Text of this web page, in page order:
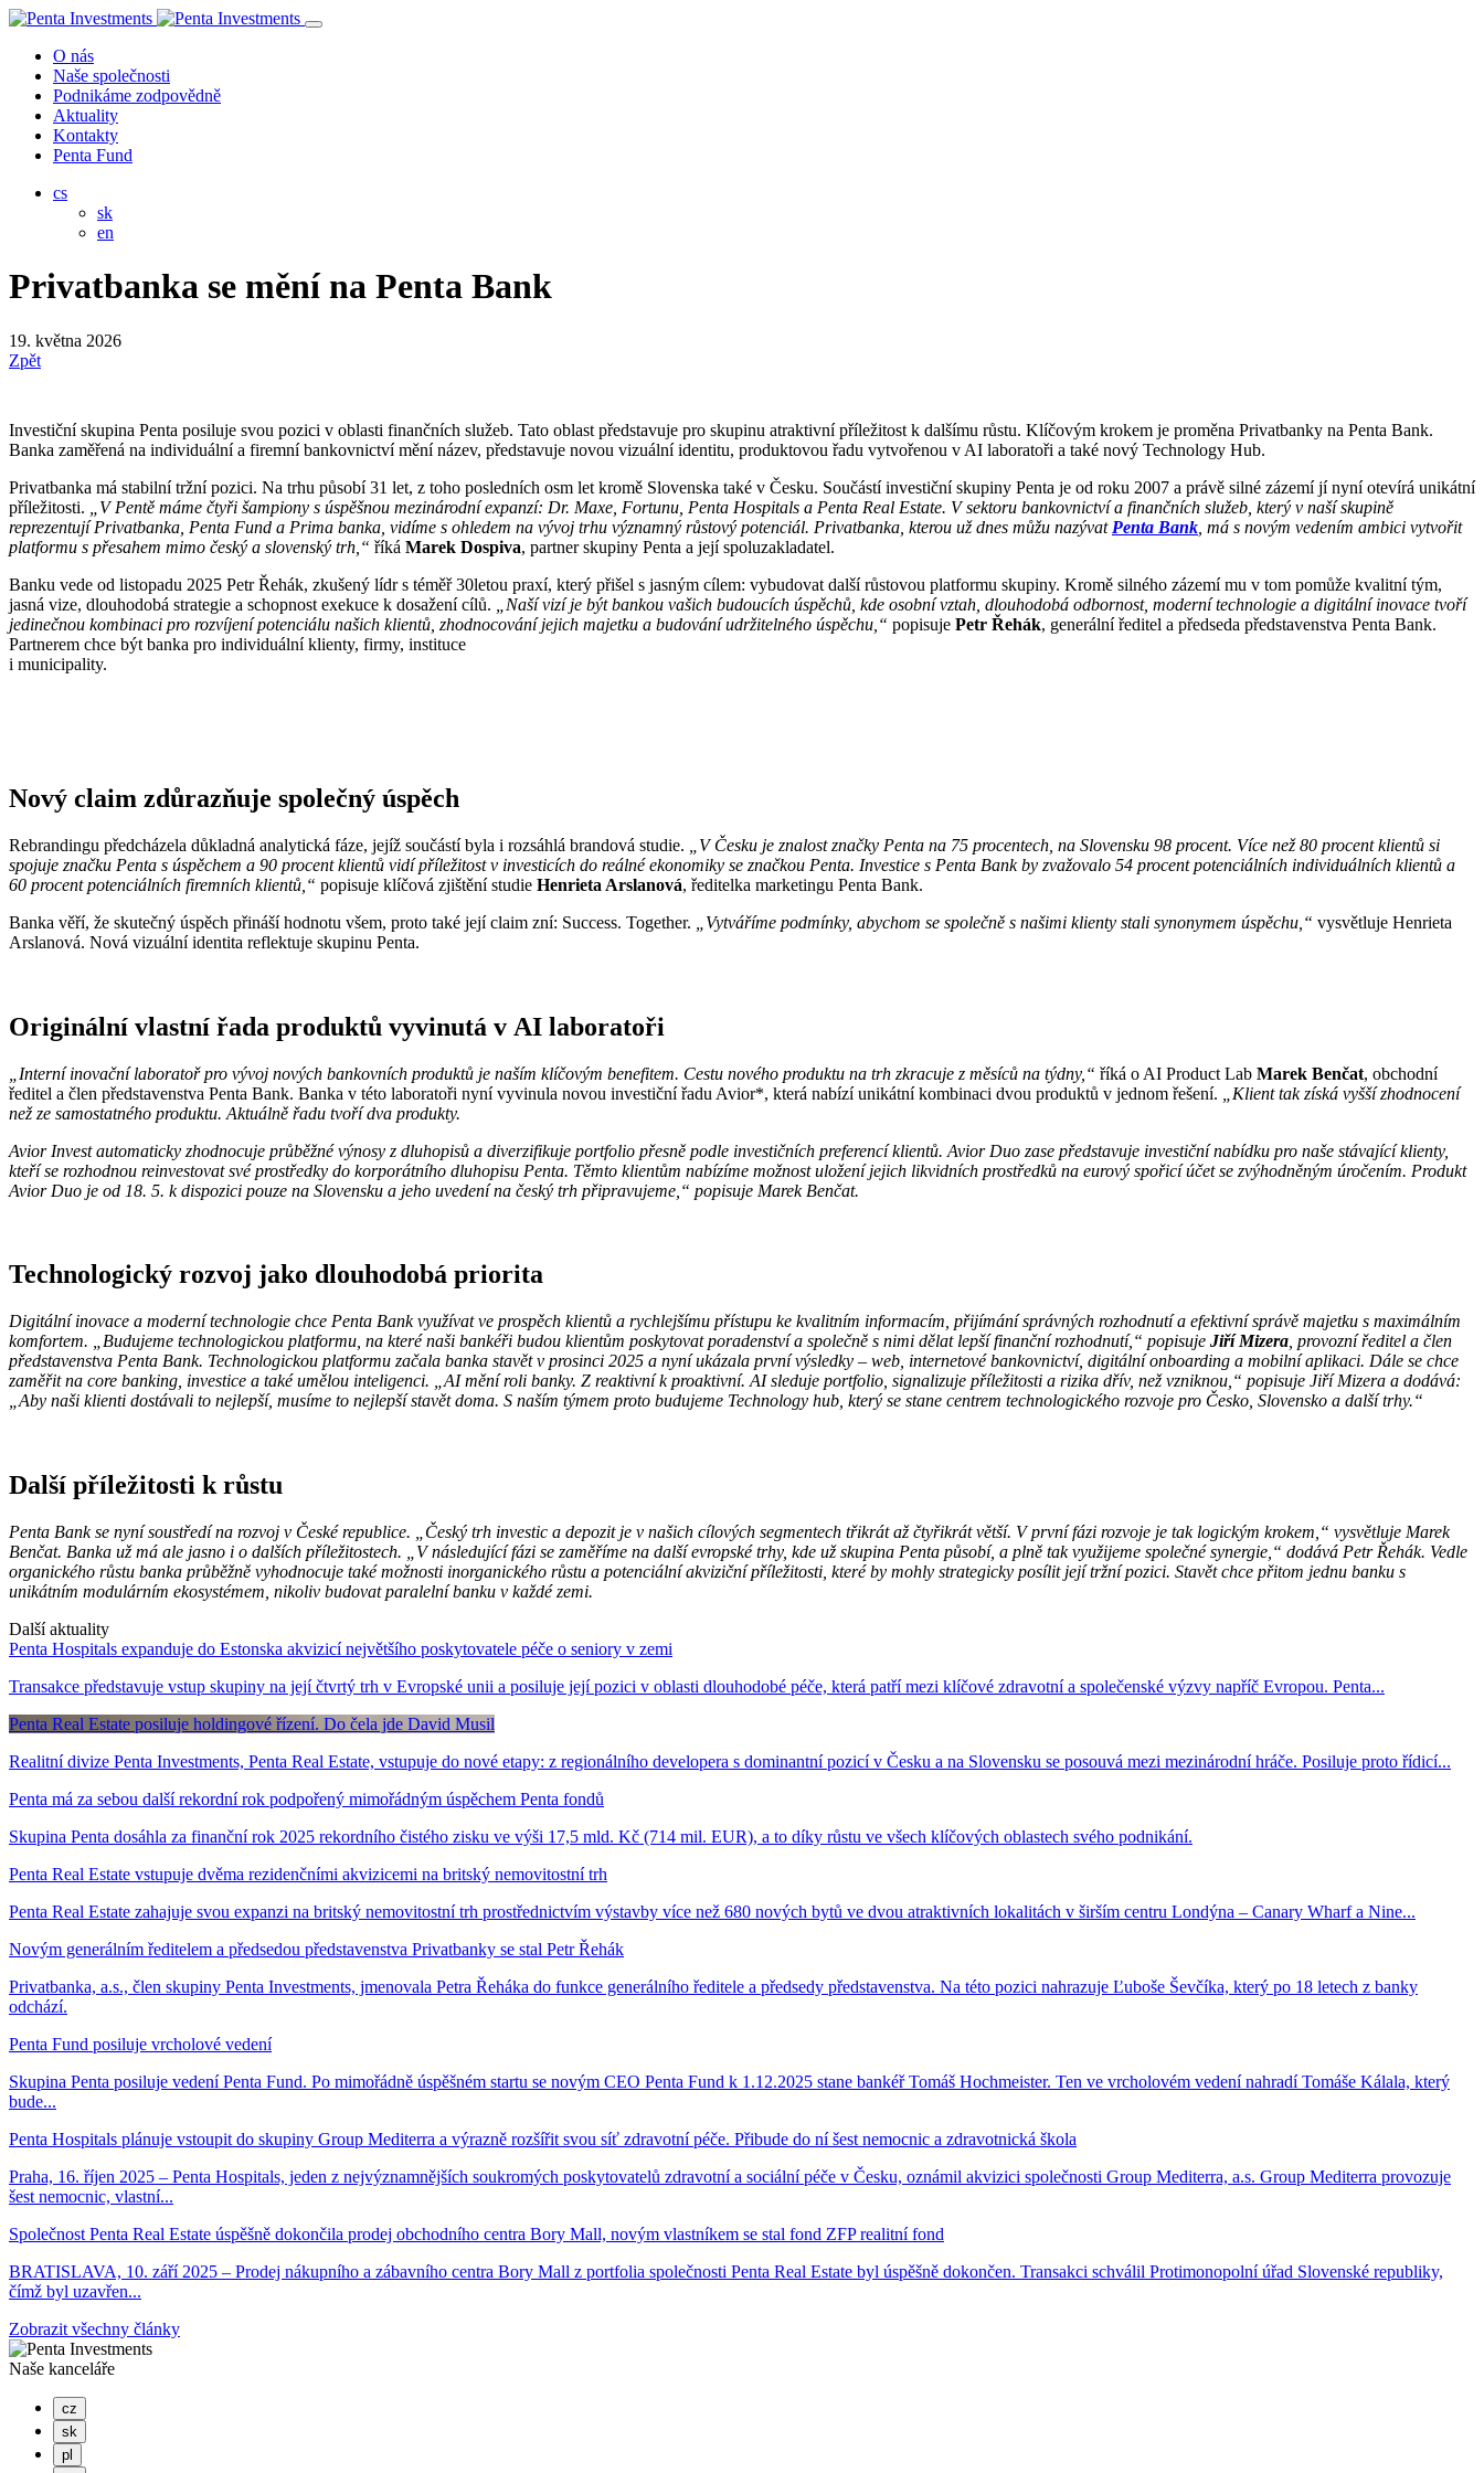
O nás
Naše společnosti
Podnikáme zodpovědně
Aktuality
Kontakty
Penta Fund
cs
sk
en
Privatbanka se mění na Penta Bank
19. května 2026
Zpět
Investiční skupina Penta posiluje svou pozici v oblasti finančních služeb. Tato oblast představuje pro skupinu atraktivní příležitost k dalšímu růstu. Klíčovým krokem je proměna Privatbanky na Penta Bank.
Banka zaměřená na individuální a firemní bankovnictví mění název, představuje novou vizuální identitu, produktovou řadu vytvořenou v AI laboratoři a také nový Technology Hub.
Privatbanka má stabilní tržní pozici. Na trhu působí 31 let, z toho posledních osm let kromě Slovenska také v Česku. Součástí investiční skupiny Penta je od roku 2007 a právě silné zázemí jí nyní otevírá unikátní
příležitosti.
„V Pentě máme čtyři šampiony s úspěšnou mezinárodní expanzí: Dr. Maxe, Fortunu, Penta Hospitals a Penta Real Estate. V sektoru bankovnictví a finančních služeb, který v naší skupině
reprezentují Privatbanka, Penta Fund a Prima banka, vidíme s ohledem na vývoj trhu významný růstový potenciál. Privatbanka, kterou už dnes můžu nazývat Penta Bank , má s novým vedením ambici vytvořit
platformu s přesahem mimo český a slovenský trh,“ říká Marek Dospiva, partner skupiny Penta a její spoluzakladatel.
Banku vede od listopadu 2025 Petr Řehák, zkušený lídr s téměř 30letou praxí, který přišel s jasným cílem: vybudovat další růstovou platformu skupiny. Kromě silného zázemí mu v tom pomůže kvalitní tým,
jasná vize, dlouhodobá strategie a schopnost exekuce k dosažení cílů.
„Naší vizí je být bankou vašich budoucích úspěchů, kde osobní vztah, dlouhodobá odbornost, moderní technologie a digitální inovace tvoří
jedinečnou kombinaci pro rozvíjení potenciálu našich klientů, zhodnocování jejich majetku a budování udržitelného úspěchu,“ popisuje Petr Řehák, generální ředitel a předseda představenstva Penta Bank.
Partnerem chce být banka pro individuální klienty, firmy, instituce
i municipality.
Nový claim zdůrazňuje společný úspěch
Rebrandingu předcházela důkladná analytická fáze, jejíž součástí byla i rozsáhlá brandová studie.
„V Česku je znalost značky Penta na 75 procentech, na Slovensku 98 procent. Více než 80 procent klientů si
spojuje značku Penta s úspěchem a 90 procent klientů vidí příležitost v investicích do reálné ekonomiky se značkou Penta. Investice s Penta Bank by zvažovalo 54 procent potenciálních individuálních klientů a
60 procent potenciálních firemních klientů,“ popisuje klíčová zjištění studie Henrieta Arslanová, ředitelka marketingu Penta Bank.
Banka věří, že skutečný úspěch přináší hodnotu všem, proto také její claim zní: Success. Together.
„Vytváříme podmínky, abychom se společně s našimi klienty stali synonymem úspěchu,“ vysvětluje Henrieta
Arslanová. Nová vizuální identita reflektuje skupinu Penta.
Originální vlastní řada produktů vyvinutá v AI laboratoři
„Interní inovační laboratoř pro vývoj nových bankovních produktů je naším klíčovým benefitem. Cestu nového produktu na trh zkracuje z měsíců na týdny,“ říká o AI Product Lab Marek Benčat, obchodní
ředitel a člen představenstva Penta Bank. Banka v této laboratoři nyní vyvinula novou investiční řadu Avior*, která nabízí unikátní kombinaci dvou produktů v jednom řešení.
„Klient tak získá vyšší zhodnocení
než ze samostatného produktu. Aktuálně řadu tvoří dva produkty.
Avior Invest automaticky zhodnocuje průběžné výnosy z dluhopisů a diverzifikuje portfolio přesně podle investičních preferencí klientů. Avior Duo zase představuje investiční nabídku pro naše stávající klienty,
kteří se rozhodnou reinvestovat své prostředky do korporátního dluhopisu Penta. Těmto klientům nabízíme možnost uložení jejich likvidních prostředků na eurový spořicí účet se zvýhodněným úročením. Produkt
Avior Duo je od 18. 5. k dispozici pouze na Slovensku a jeho uvedení na český trh připravujeme,“ popisuje Marek Benčat.
Technologický rozvoj jako dlouhodobá priorita
Digitální inovace a moderní technologie chce Penta Bank využívat ve prospěch klientů a rychlejšímu přístupu ke kvalitním informacím, přijímání správných rozhodnutí a efektivní správě majetku s maximálním
komfortem. „Budujeme technologickou platformu, na které naši bankéři budou klientům poskytovat poradenství a společně s nimi dělat lepší finanční rozhodnutí,“ popisuje Jiří Mizera , provozní ředitel a člen
představenstva Penta Bank. Technologickou platformu začala banka stavět v prosinci 2025 a nyní ukázala první výsledky – web, internetové bankovnictví, digitální onboarding a mobilní aplikaci. Dále se chce
zaměřit na core banking, investice a také umělou inteligenci. „AI mění roli banky. Z reaktivní k proaktivní. AI sleduje portfolio, signalizuje příležitosti a rizika dřív, než vzniknou,“ popisuje Jiří Mizera a dodává:
„Aby naši klienti dostávali to nejlepší, musíme to nejlepší stavět doma. S naším týmem proto budujeme Technology hub, který se stane centrem technologického rozvoje pro Česko, Slovensko a další trhy.“
Další příležitosti k růstu
Penta Bank se nyní soustředí na rozvoj v České republice. „Český trh investic a depozit je v našich cílových segmentech třikrát až čtyřikrát větší. V první fázi rozvoje je tak logickým krokem,“ vysvětluje Marek
Benčat. Banka už má ale jasno i o dalších příležitostech. „V následující fázi se zaměříme na další evropské trhy, kde už skupina Penta působí, a plně tak využijeme společné synergie,“ dodává Petr Řehák. Vedle
organického růstu banka průběžně vyhodnocuje také možnosti inorganického růstu a potenciální akviziční příležitosti, které by mohly strategicky posílit její tržní pozici. Stavět chce přitom jednu banku s
unikátním modulárním ekosystémem, nikoliv budovat paralelní banku v každé zemi.
Další aktuality
Penta Hospitals expanduje do Estonska akvizicí největšího poskytovatele péče o seniory v zemi
Transakce představuje vstup skupiny na její čtvrtý trh v Evropské unii a posiluje její pozici v oblasti dlouhodobé péče, která patří mezi klíčové zdravotní a společenské výzvy napříč Evropou. Penta...
Penta Real Estate posiluje holdingové řízení. Do čela jde David Musil
Realitní divize Penta Investments, Penta Real Estate, vstupuje do nové etapy: z regionálního developera s dominantní pozicí v Česku a na Slovensku se posouvá mezi mezinárodní hráče. Posiluje proto řídicí...
Penta má za sebou další rekordní rok podpořený mimořádným úspěchem Penta fondů
Skupina Penta dosáhla za finanční rok 2025 rekordního čistého zisku ve výši 17,5 mld. Kč (714 mil. EUR), a to díky růstu ve všech klíčových oblastech svého podnikání.
Penta Real Estate vstupuje dvěma rezidenčními akvizicemi na britský nemovitostní trh
Penta Real Estate zahajuje svou expanzi na britský nemovitostní trh prostřednictvím výstavby více než 680 nových bytů ve dvou atraktivních lokalitách v širším centru Londýna – Canary Wharf a Nine...
Novým generálním ředitelem a předsedou představenstva Privatbanky se stal Petr Řehák
Privatbanka, a.s., člen skupiny Penta Investments, jmenovala Petra Řeháka do funkce generálního ředitele a předsedy představenstva. Na této pozici nahrazuje Ľuboše Ševčíka, který po 18 letech z banky
odchází.
Penta Fund posiluje vrcholové vedení
Skupina Penta posiluje vedení Penta Fund. Po mimořádně úspěšném startu se novým CEO Penta Fund k 1.12.2025 stane bankéř Tomáš Hochmeister. Ten ve vrcholovém vedení nahradí Tomáše Kálala, který
bude...
Penta Hospitals plánuje vstoupit do skupiny Group Mediterra a výrazně rozšířit svou síť zdravotní péče. Přibude do ní šest nemocnic a zdravotnická škola
Praha, 16. říjen 2025 – Penta Hospitals, jeden z nejvýznamnějších soukromých poskytovatelů zdravotní a sociální péče v Česku, oznámil akvizici společnosti Group Mediterra, a.s. Group Mediterra provozuje
šest nemocnic, vlastní...
Společnost Penta Real Estate úspěšně dokončila prodej obchodního centra Bory Mall, novým vlastníkem se stal fond ZFP realitní fond
BRATISLAVA, 10. září 2025 – Prodej nákupního a zábavního centra Bory Mall z portfolia společnosti Penta Real Estate byl úspěšně dokončen. Transakci schválil Protimonopolní úřad Slovenské republiky,
čímž byl uzavřen...
Zobrazit všechny články
Naše kanceláře
cz
sk
pl